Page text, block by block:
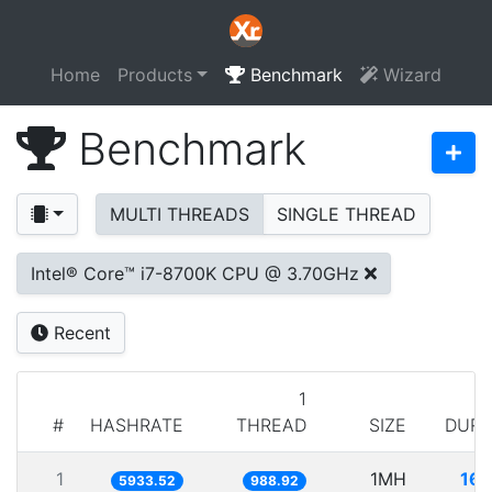
Home Products Benchmark Wizard
Benchmark
MULTI THREADS SINGLE THREAD
Intel® Core™ i7-8700K CPU @ 3.70GHz
Recent
# HASHRATE
1
THREAD
SIZE
1 5933.52 988.92 1MH